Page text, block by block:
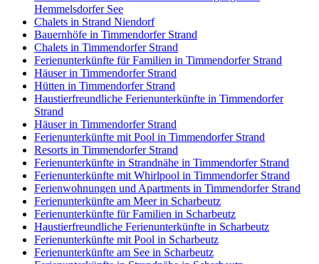
Hemmelsdorfer See
Chalets in Strand Niendorf
Bauernhöfe in Timmendorfer Strand
Chalets in Timmendorfer Strand
Ferienunterkünfte für Familien in Timmendorfer Strand
Häuser in Timmendorfer Strand
Hütten in Timmendorfer Strand
Haustierfreundliche Ferienunterkünfte in Timmendorfer
Strand
Häuser in Timmendorfer Strand
Ferienunterkünfte mit Pool in Timmendorfer Strand
Resorts in Timmendorfer Strand
Ferienunterkünfte in Strandnähe in Timmendorfer Strand
Ferienunterkünfte mit Whirlpool in Timmendorfer Strand
Ferienwohnungen und Apartments in Timmendorfer Strand
Ferienunterkünfte am Meer in Scharbeutz
Ferienunterkünfte für Familien in Scharbeutz
Haustierfreundliche Ferienunterkünfte in Scharbeutz
Ferienunterkünfte mit Pool in Scharbeutz
Ferienunterkünfte am See in Scharbeutz